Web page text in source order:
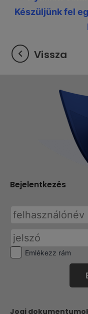
Készüljünk fel
Vissza
Bejelentkezés
Emlékezz rám
Jogi